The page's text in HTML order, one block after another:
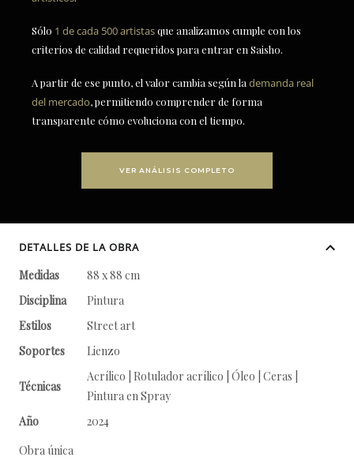
Sólo 1 de cada 500 artistasque analizamos cumple con los
criterios de calidad requeridos para entrar en Saisho.
A partir de ese punto, el valor cambia según la demanda real
del mercado, permitiendo comprender de forma
transparente cómo evoluciona con el tiempo.
VER ANÁLISIS COMPLETO
DETALLES DE LA OBRA
Medidas
88 x 88 cm
Disciplina
Pintura
Estilos
Street art
Soportes
Lienzo
Técnicas
Acrílico | Rotulador acrílico | Óleo | Ceras |
Pintura en Spray
Año
2024
Obra única